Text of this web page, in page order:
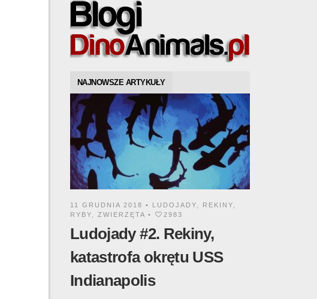
NAJNOWSZE ARTYKUŁY
11 GRUDNIA 2018 • LUDOJADY REKINY
RYBY
ZWIERZĘTA • 2983
Ludojady #2. Rekiny,
katastrofa okrętu USS
Indianapolis